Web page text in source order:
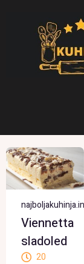
Viennetta
sladoled
20